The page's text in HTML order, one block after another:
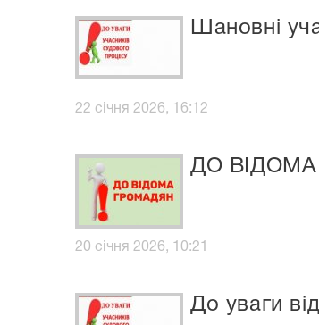
Шановні
22 січня 2026, 16:12
ДО
20 січня 2026, 10:21
До уваги